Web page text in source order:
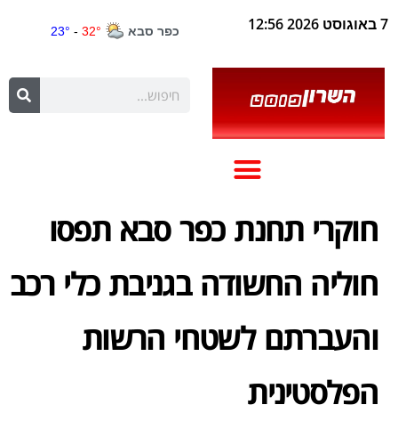
7 באוגוסט 2026 12:56
חוקרי תחנת כפר סבא תפסו
חוליה החשודה בגניבת כלי רכב
והעברתם לשטחי הרשות
הפלסטינית